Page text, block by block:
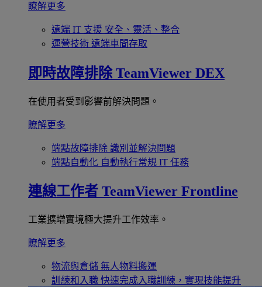
瞭解更多
遠端 IT 支援 安全、靈活、整合
運營技術 遠端車間存取
即時故障排除 TeamViewer DEX
在使用者受到影響前解決問題。
瞭解更多
端點故障排除 識別並解決問題
端點自動化 自動執行常規 IT 任務
連線工作者 TeamViewer Frontline
工業擴增實境極大提升工作效率。
瞭解更多
物流與倉儲 無人物料搬運
訓練和入職 快速完成入職訓練，實現技能提升